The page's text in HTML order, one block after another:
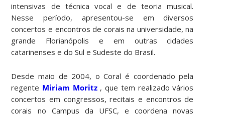
intensivas de técnica vocal e de teoria musical.
Nesse período, apresentou-se em diversos
concertos e encontros de corais na universidade, na
grande Florianópolis e em outras cidades
catarinenses e do Sul e Sudeste do Brasil.
Desde maio de 2004, o Coral é coordenado pela
regente Miriam Moritz, que tem realizado vários
concertos em congressos, recitais e encontros de
corais no Campus da UFSC, e coordena novas